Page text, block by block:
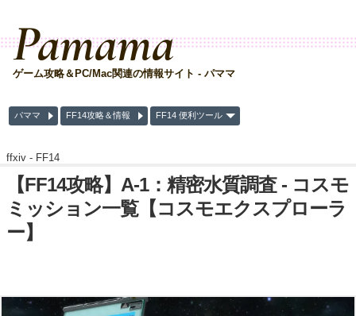
Pamama
ゲーム攻略＆PC/Mac関連の情報サイト - パママ
パママ FF14攻略＆情報 FF14 便利ツール
ffxiv - FF14
【FF14攻略】A-1：精密水質調査 - コスモ
ミッション一覧【コスモエクスプローラ
ー】